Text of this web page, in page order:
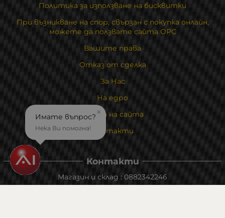
Политика за използване на бисквитки
При възникване на спор, свързан с покупка онлайн,
можете да ползвате сайта ОРС
Вашите права
Отказ от сделка
За Нас
На едро
Карта на сайта
Контакти
Контакти
Магазин и склад : 0882342246
×
Имате въпрос?
Нека Ви помогна!